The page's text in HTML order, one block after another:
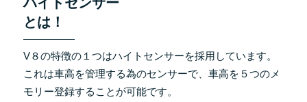
とは！
V８の特徴の１つはハイトセンサーを採用しています。
これは車高を管理する為のセンサーで、車高を５つのメ
モリー登録することが可能です。